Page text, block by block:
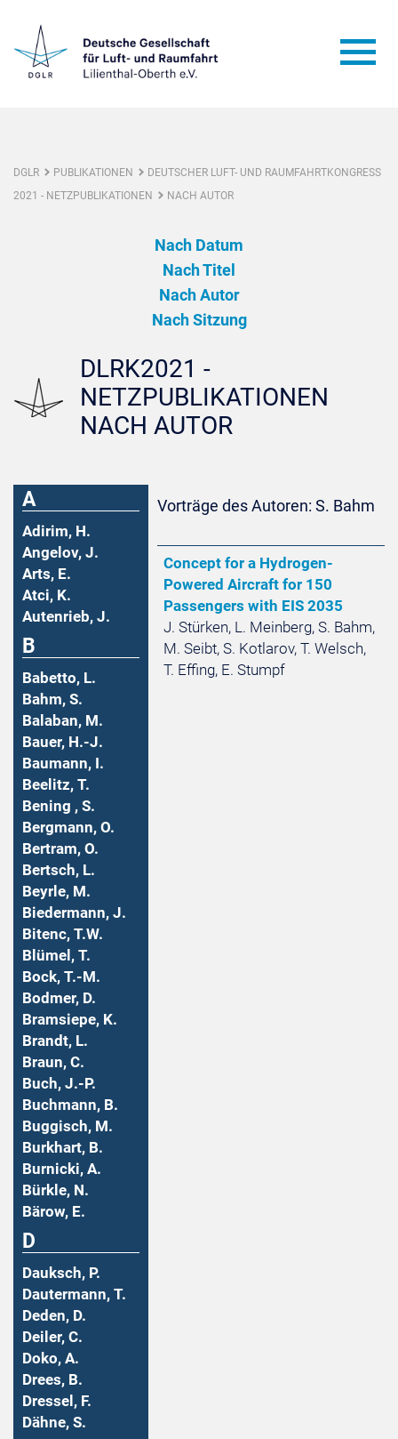
DGLR PUBLIKATIONEN
DEUTSCHER LUFT- UND RAUMFAHRTKONGRESS
2021 - NETZPUBLIKATIONEN
NACH AUTOR
Nach Datum
Nach Titel
Nach Autor
Nach Sitzung
DLRK2021 -
NETZPUBLIKATIONEN
NACH AUTOR
A
Adirim, H.
Angelov, J.
Arts, E.
Atci, K.
Autenrieb, J.
B
Babetto, L.
Bahm, S.
Balaban, M.
Bauer, H.-J.
Baumann, I.
Beelitz, T.
Bening , S.
Bergmann, O.
Bertram, O.
Bertsch, L.
Beyrle, M.
Biedermann, J.
Bitenc, T.W.
Blümel, T.
Bock, T.-M.
Bodmer, D.
Bramsiepe, K.
Brandt, L.
Braun, C.
Buch, J.-P.
Buchmann, B.
Buggisch, M.
Burkhart, B.
Burnicki, A.
Bürkle, N.
Bärow, E.
D
Dauksch, P.
Dautermann, T.
Deden, D.
Deiler, C.
Doko, A.
Drees, B.
Dressel, F.
Dähne, S.
Vorträge des Autoren: S. Bahm
Concept for a Hydrogen-
Powered Aircraft for 150
Passengers with EIS 2035
J. Stürken, L. Meinberg, S. Bahm,
M. Seibt, S. Kotlarov, T. Welsch,
T. Effing, E. Stumpf